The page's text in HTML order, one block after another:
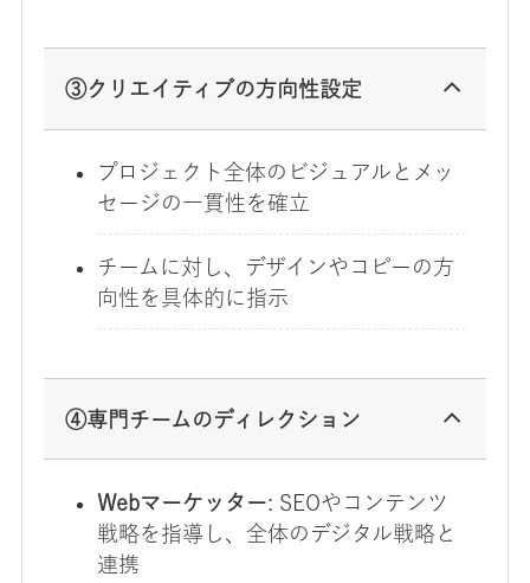
③クリエイティブの方向性設定
プロジェクト全体のビジュアルとメッ
セージの一貫性を確立
チームに対し、デザインやコピーの方
向性を具体的に指示
④専門チームのディレクション
Webマーケッター: SEOやコンテンツ
戦略を指導し、全体のデジタル戦略と
連携